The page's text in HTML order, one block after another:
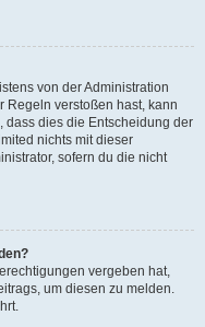
von der Administration
Regeln verstoßen hast, kann
dass dies die Entscheidung der
nichts mit dieser
sofern du die nicht
vergeben hat,
um diesen zu melden.